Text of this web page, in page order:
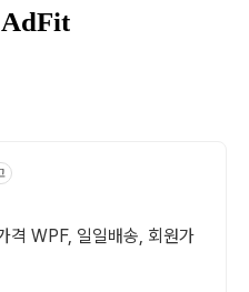
격 WPF, 일일배송, 회원가